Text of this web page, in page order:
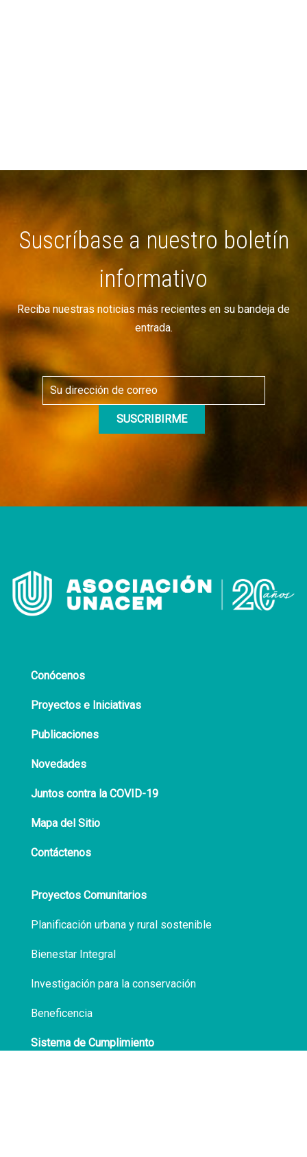
Suscríbase a nuestro boletín
informativo
Reciba nuestras noticias más recientes en su bandeja de
entrada.
Conócenos
Proyectos e Iniciativas
Publicaciones
Novedades
Juntos contra la COVID-19
Mapa del Sitio
Contáctenos
Proyectos Comunitarios
Planificación urbana y rural sostenible
Bienestar Integral
Investigación para la conservación
Beneficencia
Sistema de Cumplimiento